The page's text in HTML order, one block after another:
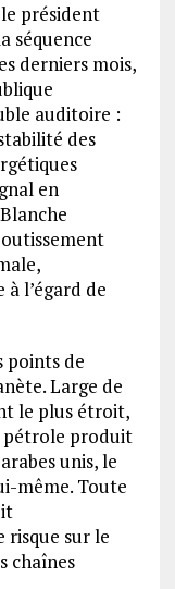
président
séquence
derniers mois,
auditoire :
des
en
l’égard de
points de
Large de
le plus étroit,
pétrole produit
unis, le
même. Toute
sur le
chaînes